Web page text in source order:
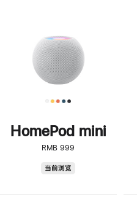
HomePod mini
RMB 999
当前浏览